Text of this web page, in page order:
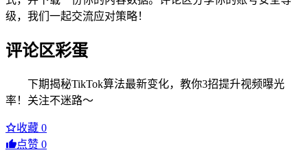
级，我们一起交流应对策略！
评论区彩蛋
下期揭秘TikTok算法最新变化，教你3招提升视频曝光
率！关注不迷路～
收藏 0
点赞 0